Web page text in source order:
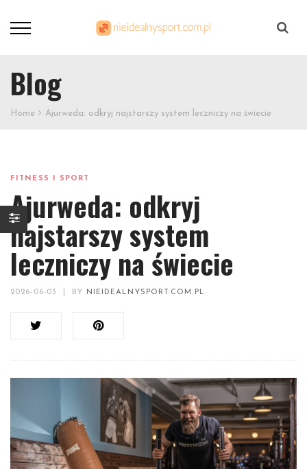
Blog
Home Ajurweda: odkryj najstarszy system leczniczy na świecie
FITNESS I SPORT
Ajurweda: odkryj
najstarszy system
leczniczy na świecie
2026-06-03 BY NIEIDEALNYSPORT.COM.PL